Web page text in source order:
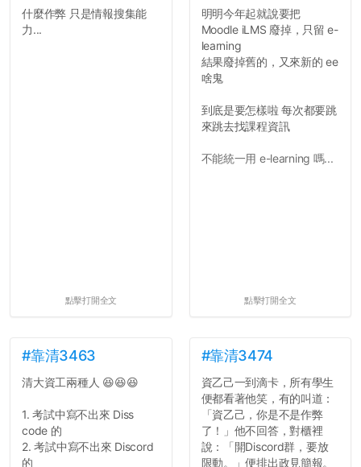
用說的可能會引人發笑或多
聽幾句，但寫成文字時只會
什麼作弊 只是情報搜集能
力...
點擊打開全文
明明今年起就說要把
Moodle iLMS 廢掉，只留 e-
learning
結果廢掉舊的，又來新的 ee
啥鬼
到底是要怎樣啦 每次都要跳
來跳去找課程資訊
不能統一用 e-learning 嗎...
點擊打開全文
#靠清3463
清大資工兩種人 😆😆😆
1. 考試中寫不出來 Diss
code 的
2. 考試中寫不出來 Discord
的
#靠清3474
資乙己一到滴卡，所有學生
便都看著他笑，有的叫道：
「資乙己，你是不是作弊
了！」他不回答，對櫃裡
說：「開Discord群，要放
限動。」便排出政見簡報。